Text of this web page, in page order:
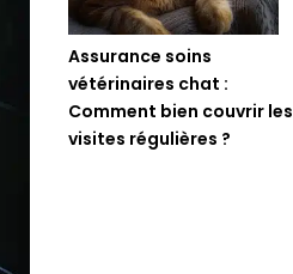
Assurance soins
vétérinaires chat :
Comment bien couvrir les
visites régulières ?